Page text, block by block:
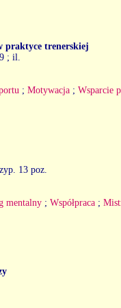
praktyce trenerskiej
; il.
; Motywacja ; Wsparcie
13 poz.
mentalny ; Współpraca ;